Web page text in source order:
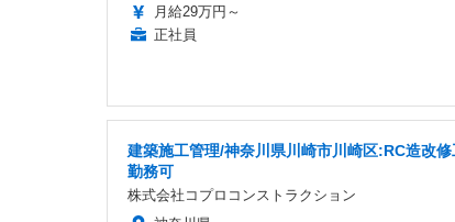
月給29万円～
正社員
建築施工管理/神奈川県川崎市川崎区:RC造改
勤務可
株式会社コプロコンストラクション